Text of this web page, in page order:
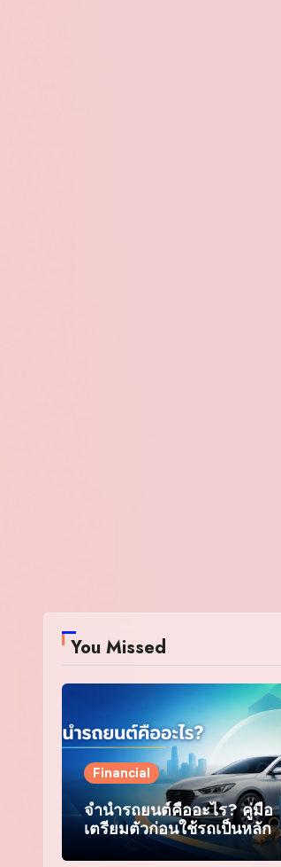
You Missed
Financial
จำนำรถยนต์คืออะไร? คู่มือ
เตรียมตัวก่อนใช้รถเป็นหลัก
ประกัน